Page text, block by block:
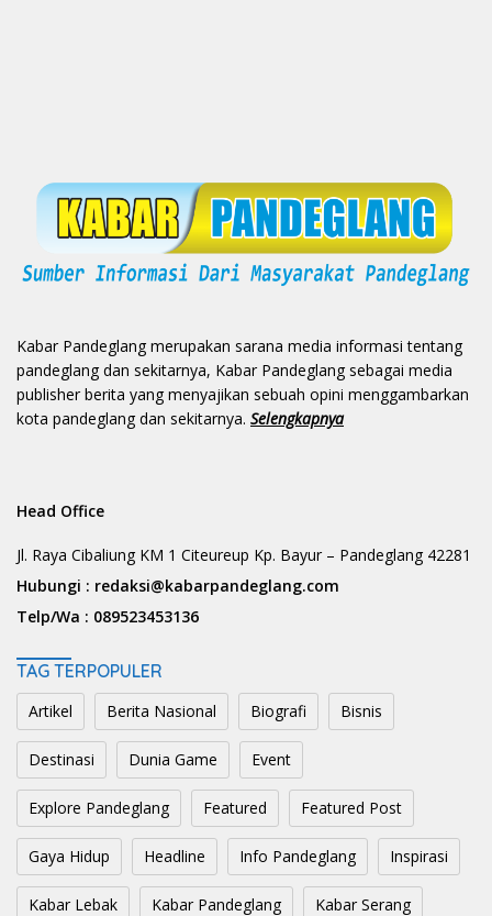
Kabar Pandeglang merupakan sarana media informasi tentang
pandeglang dan sekitarnya, Kabar Pandeglang sebagai media
publisher berita yang menyajikan sebuah opini menggambarkan
kota pandeglang dan sekitarnya. Selengkapnya
Head Office
Jl. Raya Cibaliung KM 1 Citeureup Kp. Bayur – Pandeglang 42281
Hubungi : redaksi@kabarpandeglang.com
Telp/Wa : 089523453136
TAG TERPOPULER
Artikel Berita Nasional Biografi Bisnis
Destinasi Dunia Game Event
Explore Pandeglang Featured Featured Post
Gaya Hidup Headline Info Pandeglang Inspirasi
Kabar Lebak Kabar Pandeglang Kabar Serang